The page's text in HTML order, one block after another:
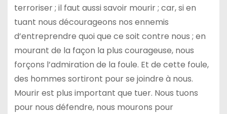
terroriser ; il faut aussi savoir mourir ; car, si en
tuant nous décourageons nos ennemis
d’entreprendre quoi que ce soit contre nous ; en
mourant de la façon la plus courageuse, nous
forçons l’admiration de la foule. Et de cette foule,
des hommes sortiront pour se joindre à nous.
Mourir est plus important que tuer. Nous tuons
pour nous défendre, nous mourons pour